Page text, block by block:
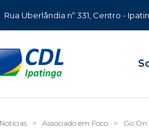
Rua Uberlândia nº 331, Centro -
Notícias > Associado em Foco > Go